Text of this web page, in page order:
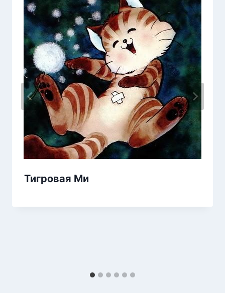
Тигровая Ми